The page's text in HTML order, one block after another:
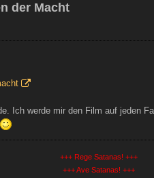
der Macht
Ich werde mir den Film auf jeden
+++ Rege Satanas! +++
+++ Ave Satanas! +++